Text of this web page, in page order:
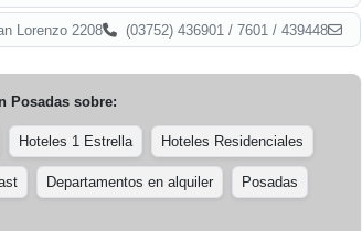
Lorenzo 2208 (03752) 436901 / 7601 / 439448
Posadas sobre:
Hoteles 1 Estrella Hoteles Residenciales
Departamentos en alquiler Posadas